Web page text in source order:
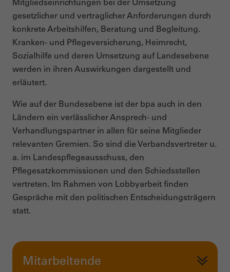
gesetzlicher und vertraglicher Anforderungen durch
konkrete Arbeitshilfen, Beratung und Begleitung.
Kranken- und Pflegeversicherung, Heimrecht,
Sozialhilfe und deren Umsetzung auf Landesebene
werden in ihren Auswirkungen dargestellt und
erläutert.
Wie auf der Bundesebene ist der bpa auch in den
Ländern ein verlässlicher Ansprech- und
Verhandlungspartner in allen für seine Mitglieder
relevanten Gremien. So sind die Verbandsvertreter u.
a. im Landespflegeausschuss, den
Pflegesatzkommissionen und den Schiedsstellen
vertreten. Im Rahmen von Lobbyarbeit finden
Gespräche mit den politischen Entscheidungsträgern
statt.
Mitarbeitende